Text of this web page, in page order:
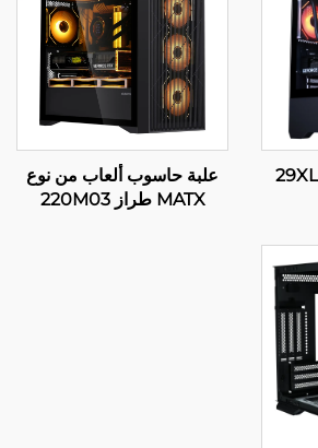
علبة حاسوب ألعاب 29XL
علبة حاسوب ألعاب من نوع
MATX طراز 220M03